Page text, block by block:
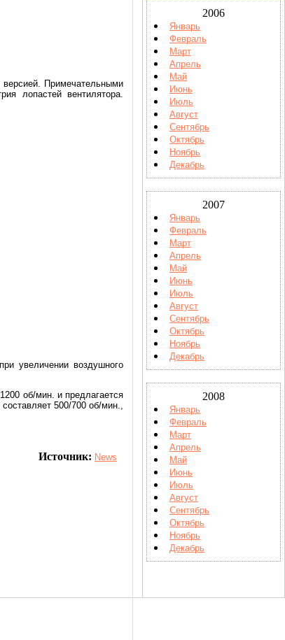
Примечательными
лопастей вентилятора.
увеличении воздушного
об/мин. и предлагается
500/700 об/мин.,
Источник: News
2006
Январь
Февраль
Март
Апрель
Май
Июнь
Июль
Август
Сентябрь
Октябрь
Ноябрь
Декабрь
2007
Январь
Февраль
Март
Апрель
Май
Июнь
Июль
Август
Сентябрь
Октябрь
Ноябрь
Декабрь
2008
Январь
Февраль
Март
Апрель
Май
Июнь
Июль
Август
Сентябрь
Октябрь
Ноябрь
Декабрь